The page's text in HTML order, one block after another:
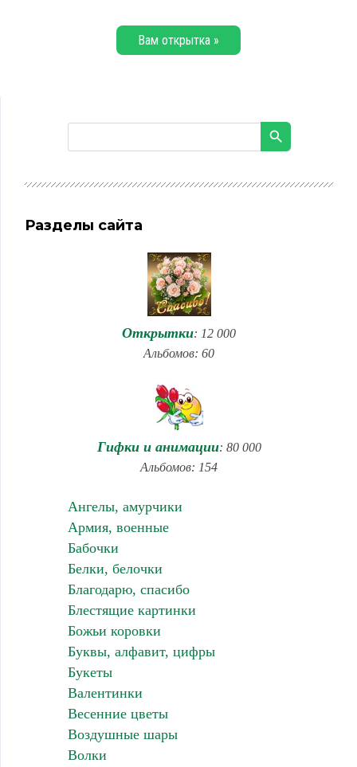
Вам открытка »
Разделы сайта
Открытки: 12 000
Альбомов: 60
Гифки и анимации: 80 000
Альбомов: 154
Ангелы, амурчики
Армия, военные
Бабочки
Белки, белочки
Благодарю, спасибо
Блестящие картинки
Божьи коровки
Буквы, алфавит, цифры
Букеты
Валентинки
Весенние цветы
Воздушные шары
Волки